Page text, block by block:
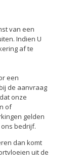
van een
Indien U
af te
een
de aanvraag
onze
of
gelden
bedrijf.
dan komt
uit de